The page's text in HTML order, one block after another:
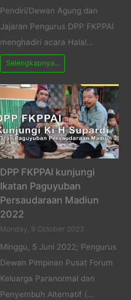
Pendiri/Dewan Agung dan
Jajaran Pengurus DPP FKPPAI
menghadiri acara Halal…
Selengkapnya...
DPP FKPPAI kunjungi
Ikatan Paguyuban
Persaudaraan Madiun
2022
Monday, 9 October 2023
Minggu, 5 Juni 2022; Pengurus
Dewan Pimpinan Pusat Forum
Keluarga Paranormal dan
Penyembuh Alternatif (…